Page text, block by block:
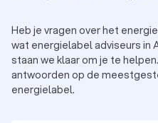
Heb je vragen over het
wat energielabel adviseurs in
staan we klaar om je te
antwoorden op de
energielabel.